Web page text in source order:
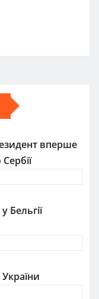
вперше
Бельгії